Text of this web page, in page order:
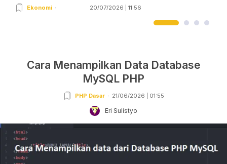
Ekonomi 20/07/2026 | 11:56
Cara Menampilkan Data Database
MySQL PHP
PHP Dasar 21/06/2026 | 01:55
Eri Sulistyo